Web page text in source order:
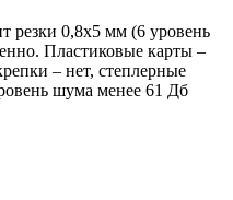
резки 0,8х5 мм (6 уровень
Пластиковые карты –
– нет, степлерные
шума менее 61 Дб